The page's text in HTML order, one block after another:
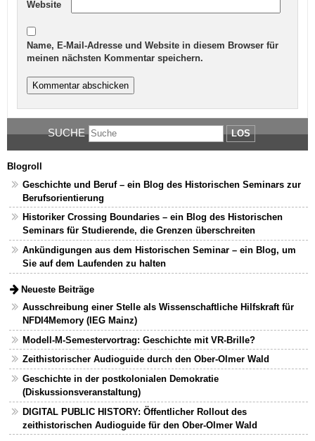
Website
Name, E-Mail-Adresse und Website in diesem Browser für
meinen nächsten Kommentar speichern.
SUCHE LOS
Blogroll
Geschichte und Beruf – ein Blog des Historischen Seminars zur
Berufsorientierung
Historiker Crossing Boundaries – ein Blog des Historischen
Seminars für Studierende, die Grenzen überschreiten
Ankündigungen aus dem Historischen Seminar – ein Blog, um
Sie auf dem Laufenden zu halten
Neueste Beiträge
Ausschreibung einer Stelle als Wissenschaftliche Hilfskraft für
NFDI4Memory (IEG Mainz)
Modell-M-Semestervortrag: Geschichte mit VR-Brille?
Zeithistorischer Audioguide durch den Ober-Olmer Wald
Geschichte in der postkolonialen Demokratie
(Diskussionsveranstaltung)
DIGITAL PUBLIC HISTORY: Öffentlicher Rollout des
zeithistorischen Audioguide für den Ober-Olmer Wald